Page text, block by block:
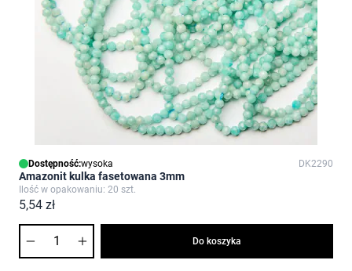
Dostępność:wysoka DK2290
Amazonit kulka fasetowana 3mm
Ilość w opakowaniu: 20 szt.
5,54 zł
Do koszyka